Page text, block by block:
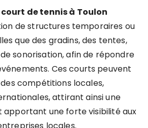
de tennis à Toulon
de structures temporaires ou
que des gradins, des tentes,
sonorisation, afin de répondre
Ces courts peuvent
compétitions locales,
attirant ainsi une
apportant une forte visibilité aux